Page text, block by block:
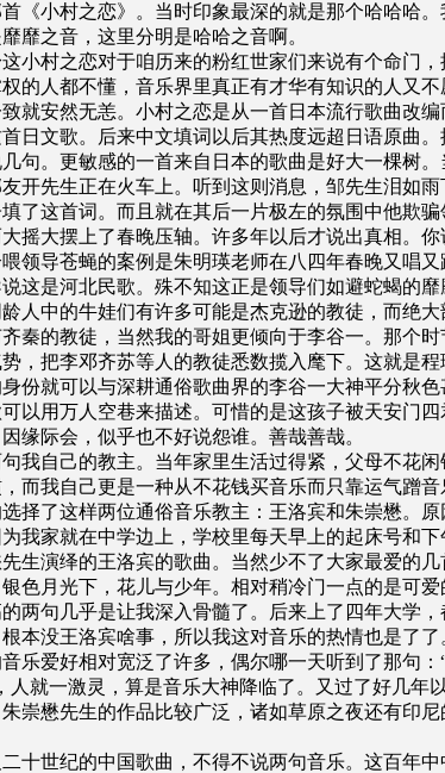
《小村之恋》。当时印象最深的就是那个哈哈哈
靡之音，这里分明是哈哈之音啊。
小村之恋对于咱历来的粉红世家们来说有个命门
的人都不懂，音乐界里真正有才华有知识的人又
致就安然无恙。小村之恋是从一首日本流行歌曲改
日文歌。后来中文填词以后其热度远超日语原曲
句。更敏感的一首来自日本的歌曲是好大一棵树
开先生正在火车上。听到这则消息，邹先生泪如
了这首词。而且就在其后一片极左的氛围中他欺骗
大摇大摆上了春晚压轴。许多年以后才说出真相。
领导苍蝇的案例是朱明瑛老师在八四年春晚又唱
这是河北民歌。殊不知这正是领导们如避蛇蝎的靡
人中的牛娃们有许多可能是杰克逊的教徒，而绝
秦的教徒，当然我的哥姐更倾向于李谷一。那个
，把李邓齐苏等人的教徒悉数揽入麾下。这就是
份就可以与深耕通俗歌曲界的李谷一大神平分秋
以用万人空巷来描述。可惜的是这孩子被天安门
缘际会，似乎也不好说怨谁。善哉善哉。
我自己的教主。当年家里生活过得紧，父母不花
而我自己更是一种从不花钱买音乐而只靠运气蹭
择了这样两位通俗音乐教主：王洛宾和朱崇懋。
我家就在中学边上，学校里每天早上的起床号和
生演绎的王洛宾的歌曲。当然少不了大家最爱的
色月光下，花儿与少年。相对稍冷门一点的是可
两句几乎是让我深入骨髓了。后来上了四年大学
本没王洛宾啥事，所以我这对音乐的热情也是了了
乐爱好相对宽泛了许多，偶尔哪一天听到了那句
人就一激灵，算是音乐大神降临了。又过了好几年
崇懋先生的作品比较广泛，诸如草原之夜还有印
十世纪的中国歌曲，不得不说两句音乐。这百年